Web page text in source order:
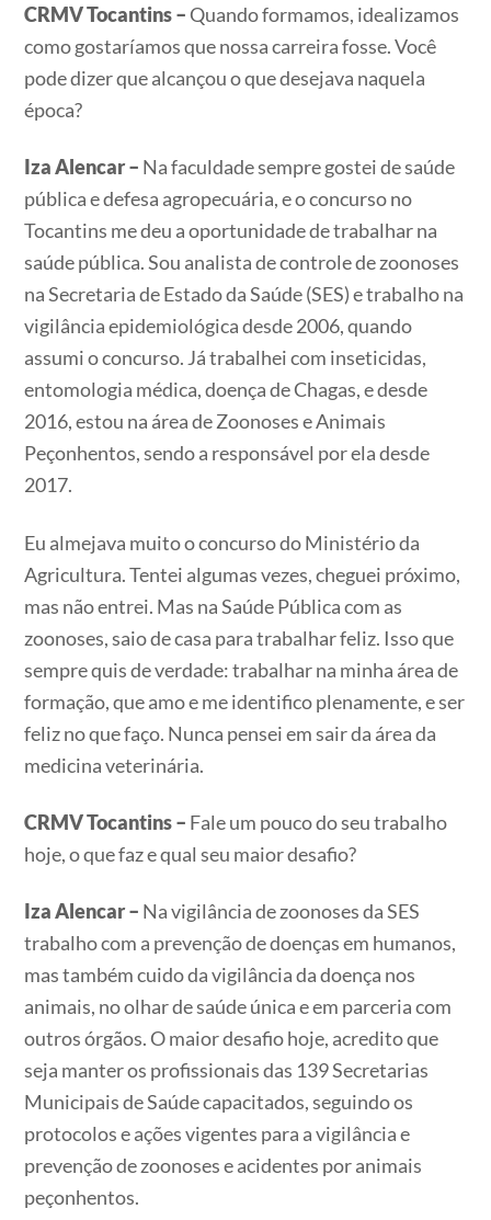
CRMV Tocantins –Quando formamos, idealizamos
como gostaríamos que nossa carreira fosse. Você
pode dizer que alcançou o que desejava naquela
época?
Iza Alencar – Na faculdade sempre gostei de saúde
pública e defesa agropecuária, e o concurso no
Tocantins me deu a oportunidade de trabalhar na
saúde pública. Sou analista de controle de zoonoses
na Secretaria de Estado da Saúde (SES) e trabalho na
vigilância epidemiológica desde 2006, quando
assumi o concurso. Já trabalhei com inseticidas,
entomologia médica, doença de Chagas, e desde
2016, estou na área de Zoonoses e Animais
Peçonhentos, sendo a responsável por ela desde
2017.
Eu almejava muito o concurso do Ministério da
Agricultura. Tentei algumas vezes, cheguei próximo,
mas não entrei. Mas na Saúde Pública com as
zoonoses, saio de casa para trabalhar feliz. Isso que
sempre quis de verdade: trabalhar na minha área de
formação, que amo e me identifico plenamente, e ser
feliz no que faço. Nunca pensei em sair da área da
medicina veterinária.
CRMV Tocantins – Fale um pouco do seu trabalho
hoje, o que faz e qual seu maior desafio?
Iza Alencar – Na vigilância de zoonoses da SES
trabalho com a prevenção de doenças em humanos,
mas também cuido da vigilância da doença nos
animais, no olhar de saúde única e em parceria com
outros órgãos. O maior desafio hoje, acredito que
seja manter os profissionais das 139 Secretarias
Municipais de Saúde capacitados, seguindo os
protocolos e ações vigentes para a vigilância e
prevenção de zoonoses e acidentes por animais
peçonhentos.